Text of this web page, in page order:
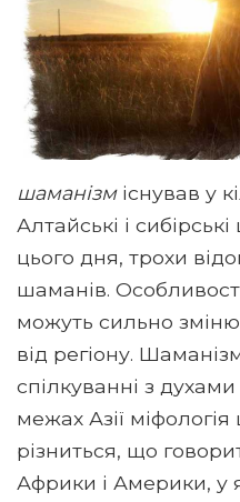
шаманізм існував у
Алтайські і
цього дня, трохи
шаманів.
можуть сильно
від регіону.
спілкуванні з
межах Азії міфологія
різниться, що
Африки і Америки, у